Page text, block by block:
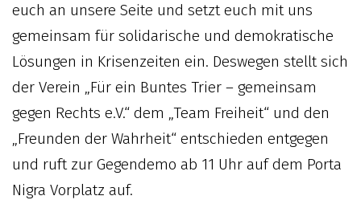
euch an unsere Seite und setzt euch mit uns
gemeinsam für solidarische und demokratische
Lösungen in Krisenzeiten ein. Deswegen stellt sich
der Verein „Für ein Buntes Trier – gemeinsam
gegen Rechts e.V.“ dem „Team Freiheit“ und den
„Freunden der Wahrheit“ entschieden entgegen
und ruft zur Gegendemo ab 11 Uhr auf dem Porta
Nigra Vorplatz auf.